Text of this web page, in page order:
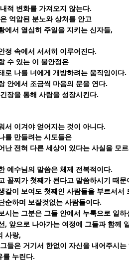
적 변화를 가져오지 않는다.
억압된 분노와 상처를 안고
에서 열심히 주일을 지키는 신자들,
정 속에서 서서히 이루어진다.
수 있는 이 불안정은
로 나를 너에게 개방하려는 움직임이다.
안에서 조금씩 마음의 문을 연다.
장을 통해 사람을 성장시킨다.
서 이겨야 얻어지는 것이 아니다.
를 만들려는 시도들은
난 전혀 다른 세상이 있다는 사실을 모
예수님의 말씀은 체제 전복적이다.
꼴찌가 첫째가 된다고 말씀하시기 때문
같이 보여도 첫째인 사람들을 부르셔서
순하며 보잘것없는 사람들이다.
시는 그분은 그들 안에서 누룩으로 일하
, 앞으로 나아가는 여정에 그들과 함께
사랑,
들은 거기서 한없이 자신을 내어주시는
를 누린다.